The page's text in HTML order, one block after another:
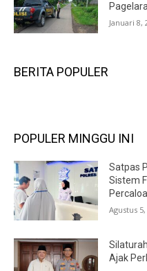
Januari 8,
BERITA POPULER
POPULER MINGGU INI
Satpas
Sistem
Agustus
Ajak